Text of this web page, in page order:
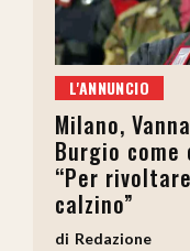
L'ANNUNCIO
Milano,
Burgio
“Per
calzino”
Redazione